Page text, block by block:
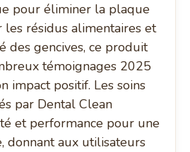
pour éliminer la plaque
les résidus alimentaires et
des gencives, ce produit
témoignages 2025
impact positif. Les soins
par Dental Clean
et performance pour une
donnant aux utilisateurs